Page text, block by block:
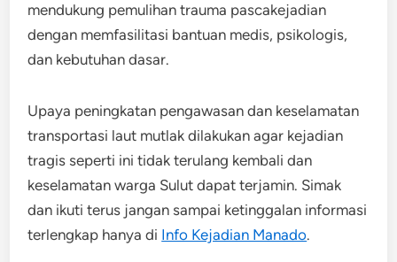
mendukung pemulihan trauma pascakejadian
dengan memfasilitasi bantuan medis, psikologis,
dan kebutuhan dasar.
Upaya peningkatan pengawasan dan keselamatan
transportasi laut mutlak dilakukan agar kejadian
tragis seperti ini tidak terulang kembali dan
keselamatan warga Sulut dapat terjamin. Simak
dan ikuti terus jangan sampai ketinggalan informasi
terlengkap hanya di Info Kejadian Manado.